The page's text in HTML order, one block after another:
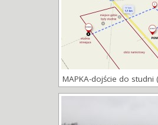
MAPKA-dojście do studni